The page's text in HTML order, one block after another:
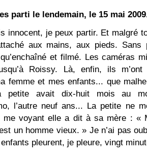
parti le lendemain, le 15 mai
innocent, je peux partir. Et malgré
aux mains, aux pieds. Sans
et filmé. Les caméras
Roissy. Là, enfin, ils
femme et mes enfants... que
petite avait dix-huit mois au
l’autre neuf ans... La petite ne
me voyant elle a dit à sa mère : «
un homme vieux. » Je n’ai pas
pleurent, je pleure, vingt